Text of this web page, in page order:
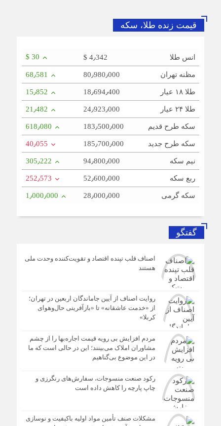
قیمت زنده طلا، سکه
انس طلا $ 4٫342 $ 30
مظنه تهران 80٫980٫000 68٫581
طلا ۱۸ عیار 18٫694٫400 15٫852
طلا ۲۴ عیار 24٫923٫000 21٫482
سکه طرح قدیم 183٫500٫000 618٫080
سکه طرح جدید 185٫700٫000 40٫055
نیم سکه 94٫800٫000 305٫222
ربع سکه 52٫600٫000 252٫573
سکه گرمی 28٫000٫000 1٫000٫000
گفتگو
اصناف قلب تپنده اقتصاد و تقویت‌کننده وحدت ملی
هستند
روایت اصناف از آیین جاماندگان اربعین در تهران؛
از «خدمت عاشقانه» تا «بازآفرینی حال‌وهوای
کربلا»
مردم افزایش بی رویه قیمت اجاره‌بها را از چشم
مشاوران املاک می‌بینند؛ این در حالی است که ما
در این موضوع بی‌گناهیم
رکود صنعت منسوجات، سفارش‌های رنگرزی و
چاپ پارچه را کاهش داده است
مشکلات صنف تأمین مواد اولیه باکیفیت و نوسازی